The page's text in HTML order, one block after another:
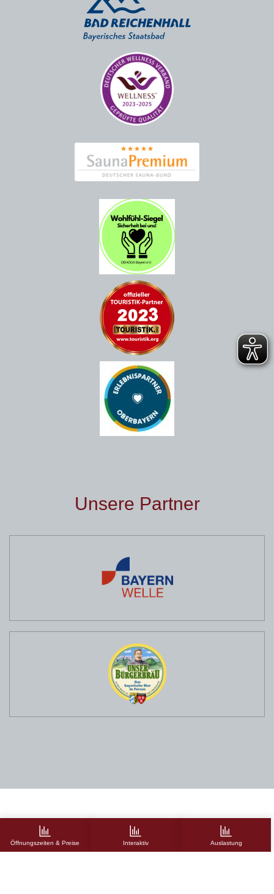
Öffnungszeiten & Preise
Therme
Familienbad
Interaktiv
Webcam
Mediathek
Auslastung
Unsere Partner